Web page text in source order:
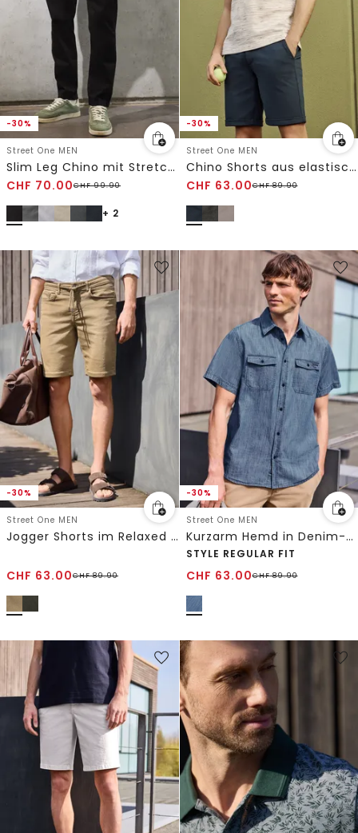
-30%
Street One MEN
Slim Leg Chino mit Stretchbund
CHF 70.00CHF99.90
+ 2
-30%
Street One MEN
Chino Shorts aus elastischem Jersey mit Flexbund
CHF 63.00CHF89.90
-30%
Street One MEN
Jogger Shorts im Relaxed Fit
CHF 63.00CHF89.90
-30%
Street One MEN
Kurzarm Hemd in Denim-Optik
STYLE REGULAR FIT
CHF 63.00CHF89.90